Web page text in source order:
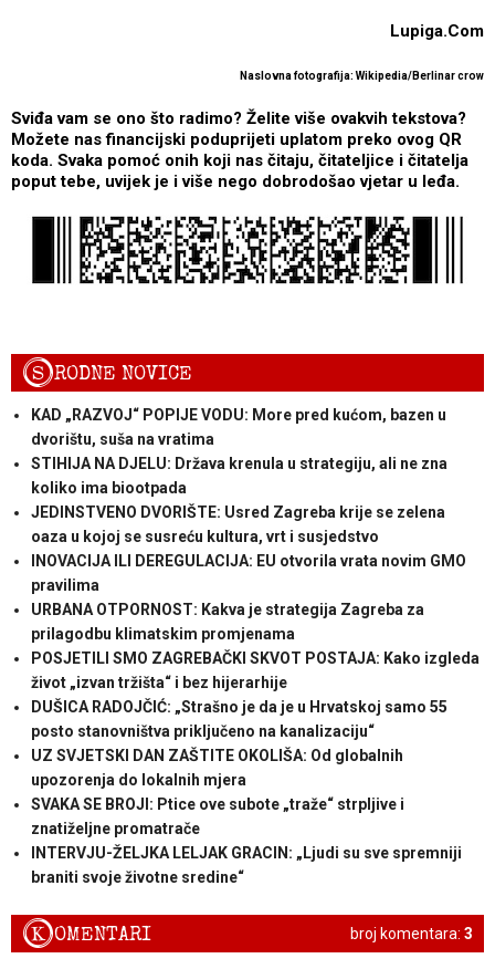
Lupiga.Com
Naslovna fotografija: Wikipedia/Berlinar crow
Sviđa vam se ono što radimo? Želite više ovakvih tekstova?
Možete nas financijski poduprijeti uplatom preko ovog QR
koda. Svaka pomoć onih koji nas čitaju, čitateljice i čitatelja
poput tebe, uvijek je i više nego dobrodošao vjetar u leđa.
SRODNE NOVICE
KAD „RAZVOJ“ POPIJE VODU: More pred kućom, bazen u
dvorištu, suša na vratima
STIHIJA NA DJELU: Država krenula u strategiju, ali ne zna
koliko ima biootpada
JEDINSTVENO DVORIŠTE: Usred Zagreba krije se zelena
oaza u kojoj se susreću kultura, vrt i susjedstvo
INOVACIJA ILI DEREGULACIJA: EU otvorila vrata novim GMO
pravilima
URBANA OTPORNOST: Kakva je strategija Zagreba za
prilagodbu klimatskim promjenama
POSJETILI SMO ZAGREBAČKI SKVOT POSTAJA: Kako izgleda
život „izvan tržišta“ i bez hijerarhije
DUŠICA RADOJČIĆ: „Strašno je da je u Hrvatskoj samo 55
posto stanovništva priključeno na kanalizaciju“
UZ SVJETSKI DAN ZAŠTITE OKOLIŠA: Od globalnih
upozorenja do lokalnih mjera
SVAKA SE BROJI: Ptice ove subote „traže“ strpljive i
znatiželjne promatrače
INTERVJU-ŽELJKA LELJAK GRACIN: „Ljudi su sve spremniji
braniti svoje životne sredine“
broj komentara: 3
KOMENTARI